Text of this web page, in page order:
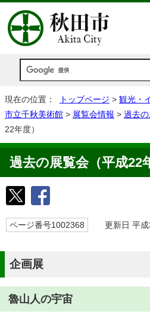
現在の位置： トップページ > 観光・
市立千秋美術館 > 展覧会情報 > 過去
22年度）
過去の展覧会（平成22
ページ番号1002368 更新日 平成
企画展
魯山人の宇宙